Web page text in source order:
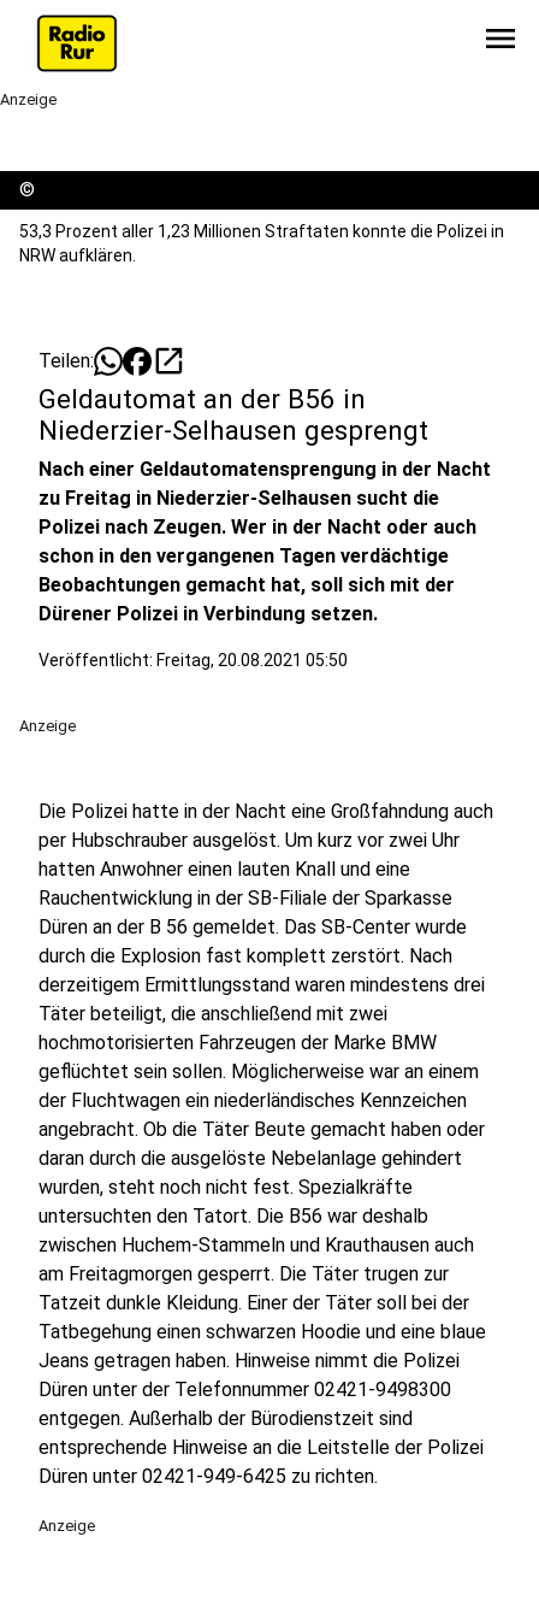
menu
Anzeige
©
53,3 Prozent aller 1,23 Millionen Straftaten konnte die Polizei in
NRW aufklären.
Teilen: open_in_new
Geldautomat an der B56 in
Niederzier-Selhausen gesprengt
Nach einer Geldautomatensprengung in der Nacht
zu Freitag in Niederzier-Selhausen sucht die
Polizei nach Zeugen. Wer in der Nacht oder auch
schon in den vergangenen Tagen verdächtige
Beobachtungen gemacht hat, soll sich mit der
Dürener Polizei in Verbindung setzen.
Veröffentlicht: Freitag, 20.08.2021 05:50
Anzeige
Die Polizei hatte in der Nacht eine Großfahndung auch
per Hubschrauber ausgelöst. Um kurz vor zwei Uhr
hatten Anwohner einen lauten Knall und eine
Rauchentwicklung in der SB-Filiale der Sparkasse
Düren an der B 56 gemeldet. Das SB-Center wurde
durch die Explosion fast komplett zerstört. Nach
derzeitigem Ermittlungsstand waren mindestens drei
Täter beteiligt, die anschließend mit zwei
hochmotorisierten Fahrzeugen der Marke BMW
geflüchtet sein sollen. Möglicherweise war an einem
der Fluchtwagen ein niederländisches Kennzeichen
angebracht. Ob die Täter Beute gemacht haben oder
daran durch die ausgelöste Nebelanlage gehindert
wurden, steht noch nicht fest. Spezialkräfte
untersuchten den Tatort. Die B56 war deshalb
zwischen Huchem-Stammeln und Krauthausen auch
am Freitagmorgen gesperrt. Die Täter trugen zur
Tatzeit dunkle Kleidung. Einer der Täter soll bei der
Tatbegehung einen schwarzen Hoodie und eine blaue
Jeans getragen haben. Hinweise nimmt die Polizei
Düren unter der Telefonnummer 02421-9498300
entgegen. Außerhalb der Bürodienstzeit sind
entsprechende Hinweise an die Leitstelle der Polizei
Düren unter 02421-949-6425 zu richten.
Anzeige